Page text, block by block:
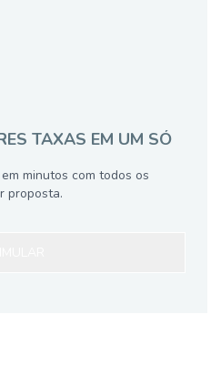
TAXAS EM UM SÓ
minutos com todos os
proposta.